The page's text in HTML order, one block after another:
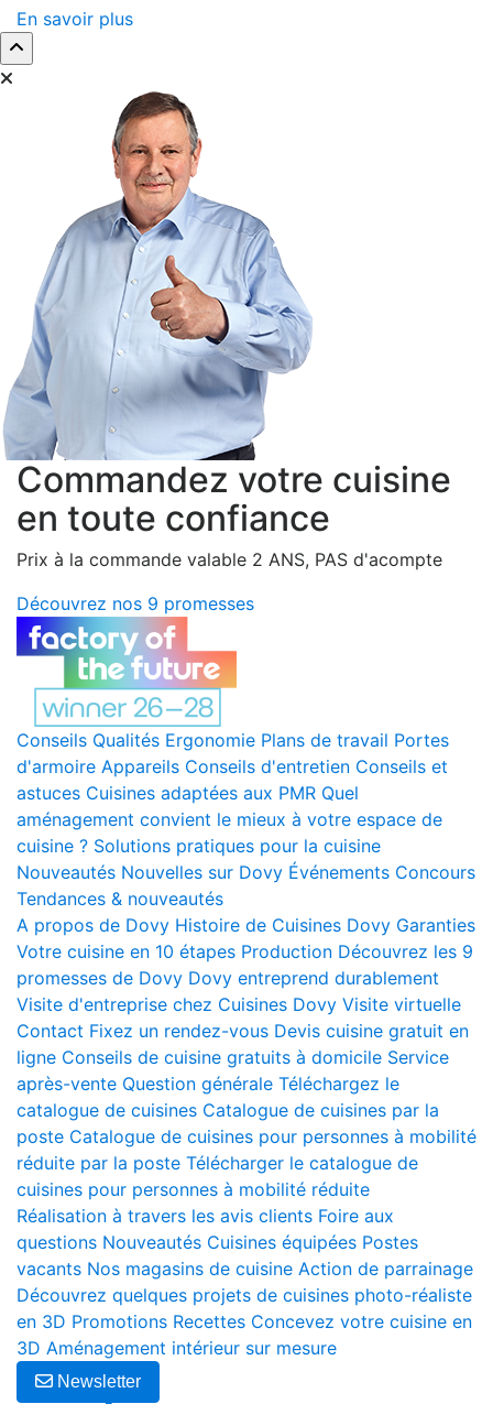
En savoir plus
Commandez votre cuisine
en toute confiance
Prix à la commande valable 2 ANS, PAS d'acompte
Découvrez nos 9 promesses
Conseils Qualités Ergonomie Plans de travail Portes
d'armoire Appareils Conseils d'entretien Conseils et
astuces Cuisines adaptées aux PMR Quel
aménagement convient le mieux à votre espace de
cuisine ? Solutions pratiques pour la cuisine
Nouveautés Nouvelles sur Dovy Événements Concours
Tendances & nouveautés
A propos de Dovy Histoire de Cuisines Dovy Garanties
Votre cuisine en 10 étapes Production Découvrez les 9
promesses de Dovy Dovy entreprend durablement
Visite d'entreprise chez Cuisines Dovy Visite virtuelle
Contact Fixez un rendez-vous Devis cuisine gratuit en
ligne Conseils de cuisine gratuits à domicile Service
après-vente Question générale Téléchargez le
catalogue de cuisines Catalogue de cuisines par la
poste Catalogue de cuisines pour personnes à mobilité
réduite par la poste Télécharger le catalogue de
cuisines pour personnes à mobilité réduite
Réalisation à travers les avis clients Foire aux
questions Nouveautés Cuisines équipées Postes
vacants Nos magasins de cuisine Action de parrainage
Découvrez quelques projets de cuisines photo-réaliste
en 3D Promotions Recettes Concevez votre cuisine en
3D Aménagement intérieur sur mesure
Newsletter